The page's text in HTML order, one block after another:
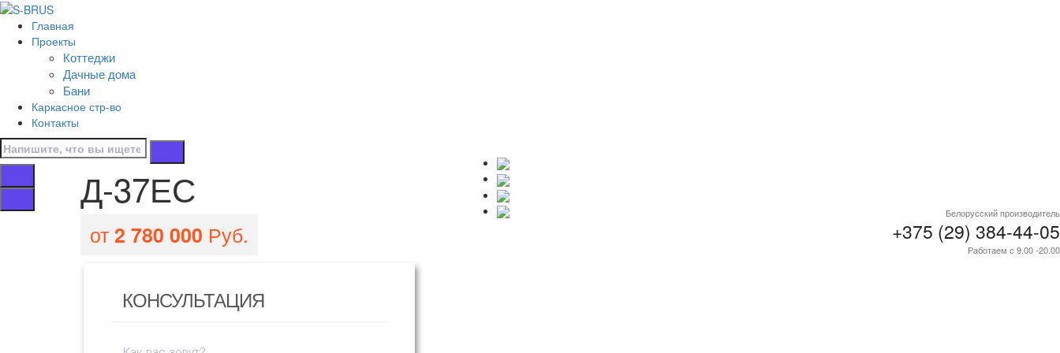
Перейти к контенту
Главная
Проекты
Коттеджи
Дачные дома
Бани
Каркасное стр-во
Контакты
Белорусский производитель
+375 (29) 384-44-05
Работаем с 9.00 -20.00
Главная
/
Все проекты домов
/
Д-37ЕС
от2 780 000 Руб.
КОНСУЛЬТАЦИЯ